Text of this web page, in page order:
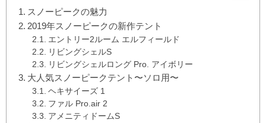
スノーピークの魅力
2019年スノーピークの新作テント
エントリー2ルーム エルフィールド
リビングシェルS
リビングシェルロング Pro. アイボリー
大人気スノーピークテント〜ソロ用〜
ヘキサイーズ 1
ファル Pro.air 2
アメニティドームS